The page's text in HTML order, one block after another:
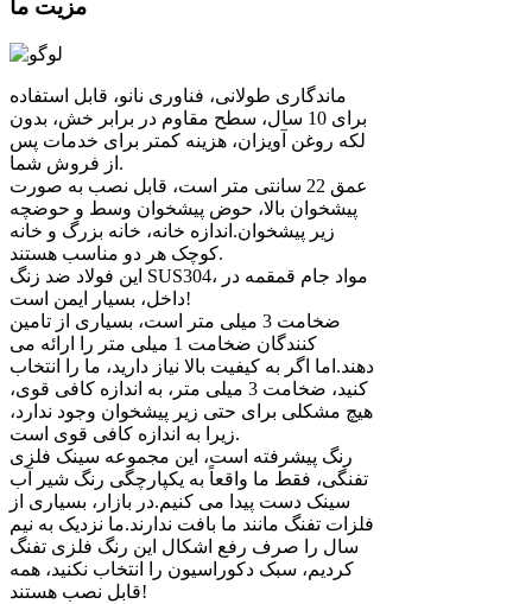
مزیت ما
ماندگاری طولانی، فناوری نانو، قابل استفاده
برای 10 سال، سطح مقاوم در برابر خش، بدون
لکه روغن آویزان، هزینه کمتر برای خدمات پس
از فروش شما.
عمق 22 سانتی متر است، قابل نصب به صورت
پیشخوان بالا، حوض پیشخوان وسط و حوضچه
زیر پیشخوان.اندازه خانه، خانه بزرگ و خانه
کوچک هر دو مناسب هستند.
این فولاد ضد زنگ SUS304، مواد جام قمقمه در
داخل، بسیار ایمن است!
ضخامت 3 میلی متر است، بسیاری از تامین
کنندگان ضخامت 1 میلی متر را ارائه می
دهند.اما اگر به کیفیت بالا نیاز دارید، ما را انتخاب
کنید، ضخامت 3 میلی متر، به اندازه کافی قوی،
هیچ مشکلی برای حتی زیر پیشخوان وجود ندارد،
زیرا به اندازه کافی قوی است.
رنگ پیشرفته است، این مجموعه سینک فلزی
تفنگی، فقط ما واقعاً به یکپارچگی رنگ شیر آب
سینک دست پیدا می کنیم.در بازار، بسیاری از
فلزات تفنگ مانند ما بافت ندارند.ما نزدیک به نیم
سال را صرف رفع اشکال این رنگ فلزی تفنگ
کردیم، سبک دکوراسیون را انتخاب نکنید، همه
قابل نصب هستند!